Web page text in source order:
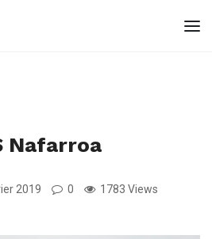
Nafarroa
2019 0 1783 Views